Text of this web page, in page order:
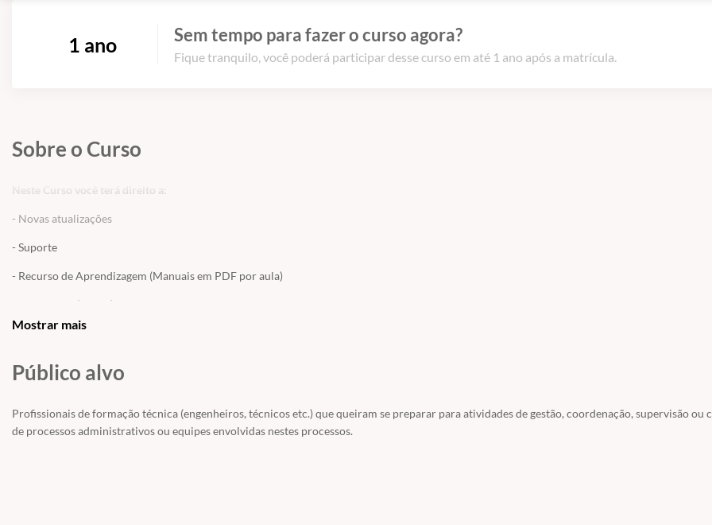
1 ano Sem tempo para fazer o curso agora?
Fique tranquilo, você poderá participar desse curso em até 1 ano após a matrícula.
Sobre o Curso
Neste Curso você terá direito a:
- Novas atualizações
- Suporte
- Recurso de Aprendizagem (Manuais em PDF por aula)
- Certificado (PAGO) Veja as políticas e taxas de emissão de Certificado EM:
OBS: Como este curso é gratuito, o mesmo não possui acesso ao ECC. Caso você seja aluno do site ou usuário você pode usar o acesso fornecido
Mostrar mais
Público alvo
Profissionais de formação técnica (engenheiros, técnicos etc.) que queiram se preparar para atividades de gestão, coordenação, supervisão ou
de processos administrativos ou equipes envolvidas nestes processos.